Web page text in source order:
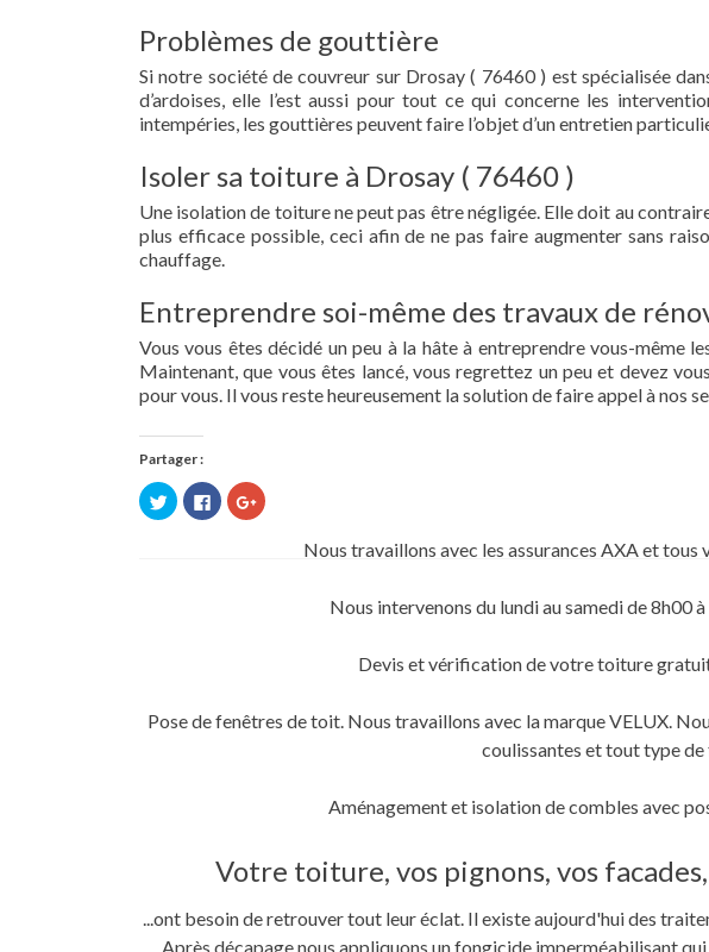
Problèmes de gouttière
Si notre société de couvreur sur Drosay ( 76460 ) est spécialisée
d’ardoises, elle l’est aussi pour tout ce qui concerne les
intempéries, les gouttières peuvent faire l’objet d’un entretien
Isoler sa toiture à Drosay ( 76460 )
Une isolation de toiture ne peut pas être négligée. Elle doit au
plus efficace possible, ceci afin de ne pas faire augmenter sans
chauffage.
Entreprendre soi-même des travaux de
Vous vous êtes décidé un peu à la hâte à entreprendre vous-même
Maintenant, que vous êtes lancé, vous regrettez un peu et devez
pour vous. Il vous reste heureusement la solution de faire appel à nos
Partager :
Cliquez
pour
partager
Cliquez
pour
partager
Facebook(ouvre
Cliquez
pour
Google+Nous travaillons avec les assurances AXA et tous
Nous intervenons du lundi au samedi de 8h00
Devis et vérification de votre toiture
Pose de fenêtres de toit. Nous travaillons avec la marque VELUX.
coulissantes et tout type de
Aménagement et isolation de combles avec
Votre toiture, vos pignons, vos
...ont besoin de retrouver tout leur éclat. Il existe aujourd'hui des
Après décapage nous appliquons un fongicide imperméabilisant